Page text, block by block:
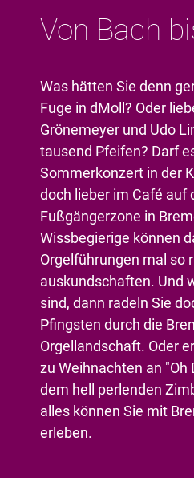
Von Bach
Was hätten Sie denn
Fuge in dMoll? Oder
Grönemeyer und Udo
tausend Pfeifen? Darf
Sommerkonzert in der
doch lieber im Café auf
Fußgängerzone in
Wissbegierige können
Orgelführungen mal so
auskundschaften. Und
sind, dann radeln Sie
Pfingsten durch die
Orgellandschaft. Oder
zu Weihnachten an "Oh
dem hell perlenden
alles können Sie mit
erleben.